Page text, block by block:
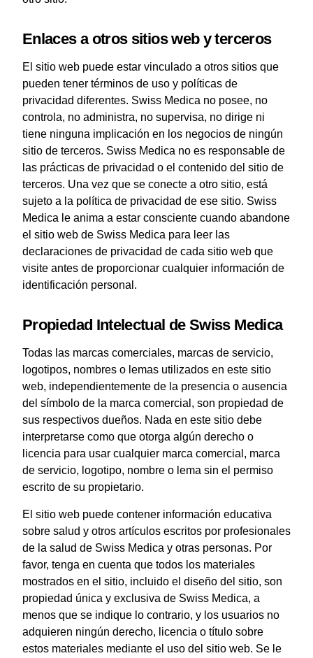
Enlaces a otros sitios web y terceros
El sitio web puede estar vinculado a otros sitios que
pueden tener términos de uso y políticas de
privacidad diferentes. Swiss Medica no posee, no
controla, no administra, no supervisa, no dirige ni
tiene ninguna implicación en los negocios de ningún
sitio de terceros. Swiss Medica no es responsable de
las prácticas de privacidad o el contenido del sitio de
terceros. Una vez que se conecte a otro sitio, está
sujeto a la política de privacidad de ese sitio. Swiss
Medica le anima a estar consciente cuando abandone
el sitio web de Swiss Medica para leer las
declaraciones de privacidad de cada sitio web que
visite antes de proporcionar cualquier información de
identificación personal.
Propiedad Intelectual de Swiss Medica
Todas las marcas comerciales, marcas de servicio,
logotipos, nombres o lemas utilizados en este sitio
web, independientemente de la presencia o ausencia
del símbolo de la marca comercial, son propiedad de
sus respectivos dueños. Nada en este sitio debe
interpretarse como que otorga algún derecho o
licencia para usar cualquier marca comercial, marca
de servicio, logotipo, nombre o lema sin el permiso
escrito de su propietario.
El sitio web puede contener información educativa
sobre salud y otros artículos escritos por profesionales
de la salud de Swiss Medica y otras personas. Por
favor, tenga en cuenta que todos los materiales
mostrados en el sitio, incluido el diseño del sitio, son
propiedad única y exclusiva de Swiss Medica, a
menos que se indique lo contrario, y los usuarios no
adquieren ningún derecho, licencia o título sobre
estos materiales mediante el uso del sitio web. Se le